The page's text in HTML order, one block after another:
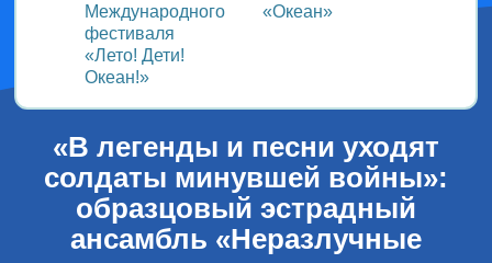
Международного
фестиваля
«Лето! Дети!
Океан!»
«Океан»
«В легенды и песни уходят
солдаты минувшей войны»:
образцовый эстрадный
ансамбль «Неразлучные